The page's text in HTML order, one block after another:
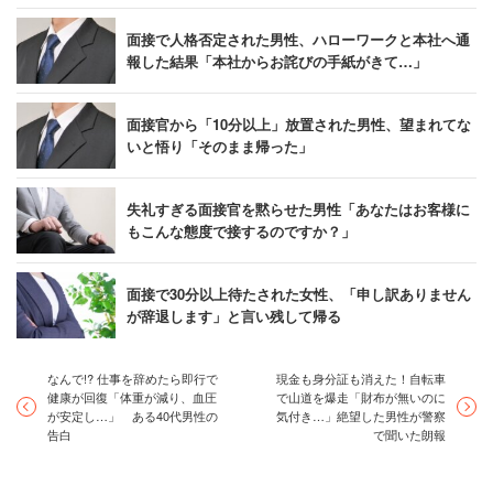
面接で人格否定された男性、ハローワークと本社へ通
報した結果「本社からお詫びの手紙がきて…」
面接官から「10分以上」放置された男性、望まれてな
いと悟り「そのまま帰った」
失礼すぎる面接官を黙らせた男性「あなたはお客様に
もこんな態度で接するのですか？」
面接で30分以上待たされた女性、「申し訳ありません
が辞退します」と言い残して帰る
なんで!? 仕事を辞めたら即行で
健康が回復「体重が減り、血圧
が安定し…」 ある40代男性の
告白
現金も身分証も消えた！自転車
で山道を爆走「財布が無いのに
気付き…」絶望した男性が警察
で聞いた朗報